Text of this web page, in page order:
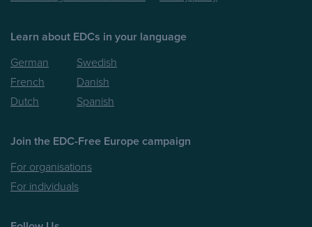
Learn about EDCs in your language
German
French
Dutch
Swedish
Danish
Spanish
Join the EDC-Free Europe campaign
For organisations
For individuals